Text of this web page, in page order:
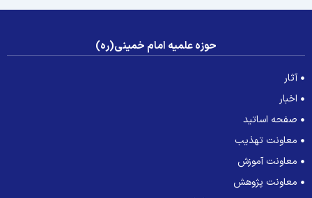
حوزه علمیه امام خمینی(ره)
آثار
اخبار
صفحه اساتید
معاونت تهذیب
معاونت آموزش
معاونت پژوهش